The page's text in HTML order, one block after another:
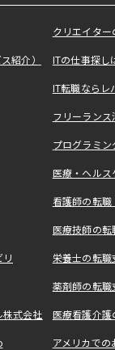
クリエイタ
紹介） ITの仕事探
IT転職なら
フリーラン
プログラミ
医療・ヘル
看護師の転
医療技師の
栄養士の転
薬剤師の転
株式会社 医療看護介
アメリカで